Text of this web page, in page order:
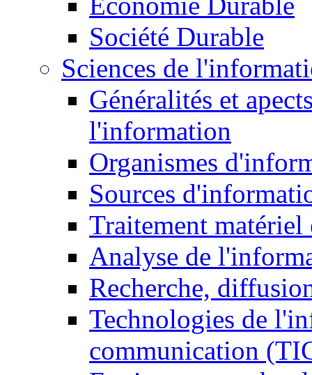
Société Durable
Sciences de
Généralités et
l'information
Organismes
Sources
Traitement matériel
Analyse de
Recherche,
Technologies de
communication